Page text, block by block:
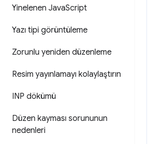
Yinelenen JavaScript
Yazı tipi görüntüleme
Zorunlu yeniden düzenleme
Resim yayınlamayı kolaylaştırın
INP dökümü
Düzen kayması sorununun
nedenleri